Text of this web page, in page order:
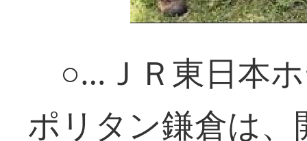
○…ＪＲ東日本
ポリタン鎌倉は